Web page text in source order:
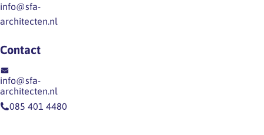
info@sfa-
architecten.nl
Contact
info@sfa-
architecten.nl
085 401 4480